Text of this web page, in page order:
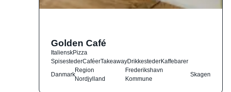
Golden Café
ItalienskPizza
SpisestederCaféerTakeawayDrikkestederKaffebarer
Danmark
Region
Nordjylland
Frederikshavn
Kommune
Skagen